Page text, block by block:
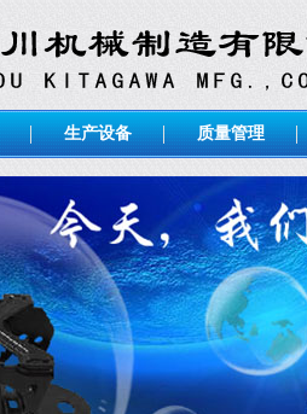
生产设备 质量管理